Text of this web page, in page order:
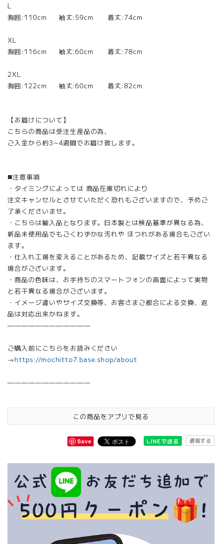
L
胸囲:110cm 袖丈:59cm 着丈:74cm
XL
胸囲:116cm 袖丈:60cm 着丈:78cm
2XL
胸囲:122cm 袖丈:60cm 着丈:82cm
【お届けについて】
こちらの商品は受注生産品の為、
ご入金から約3~4週間でお届け致します。
◼️注意事項
・タイミングによっては 商品在庫切れにより
注文キャンセルとさせていただく恐れもございますので、予めご
了承くださいませ。
・こちらは輸入品となります。日本製とは検品基準が異なる為、
新品未使用品でもごくわずかな汚れや ほつれがある場合もござい
ます。
・仕入れ工場を変えることがあるため、記載サイズと若干異なる
場合がございます。
・商品の色味は、お手持ちのスマートフォンの画面によって実物
と若干異なる場合がございます。
・イメージ違いやサイズ交換等、お客さまご都合による交換、返
品は対応出来かねます。
————————————
ご購入前にこちらをお読みください
→https://mochitto7.base.shop/about
————————————
この商品をアプリで見る
Save LINEで送る 通報する